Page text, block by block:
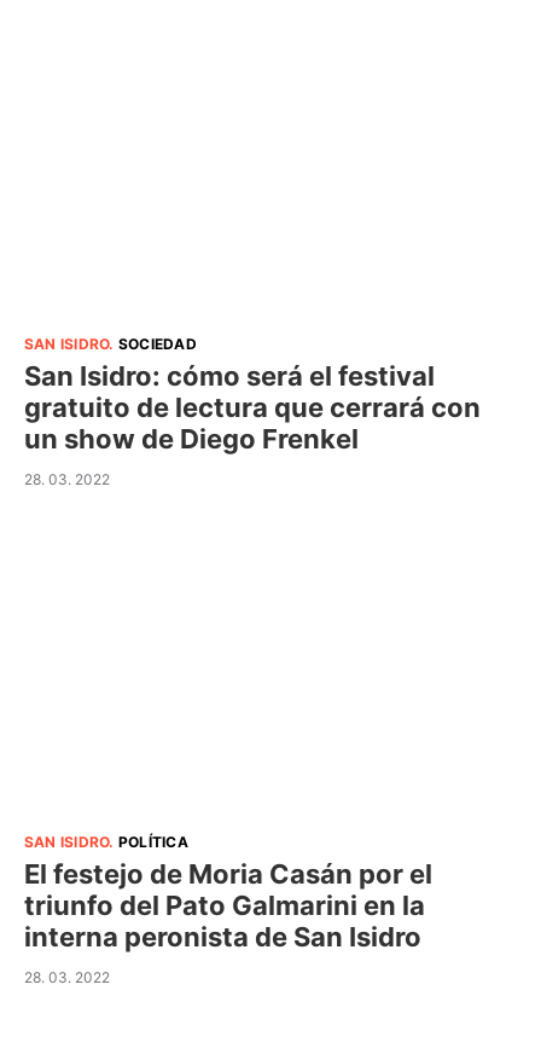
SAN ISIDRO. SOCIEDAD
San Isidro: cómo será el festival
gratuito de lectura que cerrará con
un show de Diego Frenkel
28. 03. 2022
SAN ISIDRO. POLÍTICA
El festejo de Moria Casán por el
triunfo del Pato Galmarini en la
interna peronista de San Isidro
28. 03. 2022